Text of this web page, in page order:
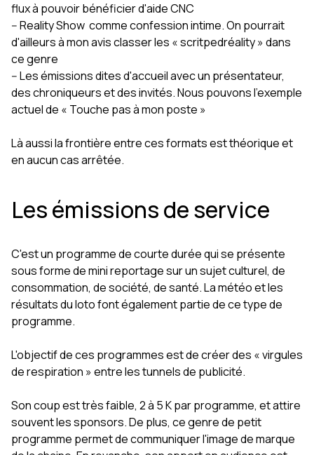
flux à pouvoir bénéficier d'aide CNC
-- Reality Show comme confession intime. On pourrait
d'ailleurs à mon avis classer les « scritpedréality » dans
ce genre
-- Les émissions dites d'accueil avec un présentateur,
des chroniqueurs et des invités. Nous pouvons l'exemple
actuel de « Touche pas à mon poste »
Là aussi la frontière entre ces formats est théorique et
en aucun cas arrêtée.
Les émissions de service
C'est un programme de courte durée qui se présente
sous forme de mini reportage sur un sujet culturel, de
consommation, de société, de santé. La météo et les
résultats du loto font également partie de ce type de
programme.
L'objectif de ces programmes est de créer des « virgules
de respiration » entre les tunnels de publicité.
Son coup est très faible, 2 à 5 K par programme, et attire
souvent les sponsors. De plus, ce genre de petit
programme permet de communiquer l'image de marque